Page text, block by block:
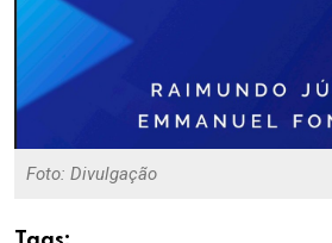
Foto: Divulgação